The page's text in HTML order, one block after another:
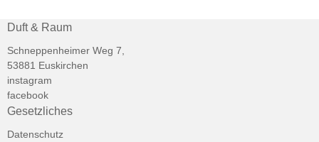
Duft & Raum
Schneppenheimer Weg 7,
53881 Euskirchen
instagram
facebook
Gesetzliches
Datenschutz